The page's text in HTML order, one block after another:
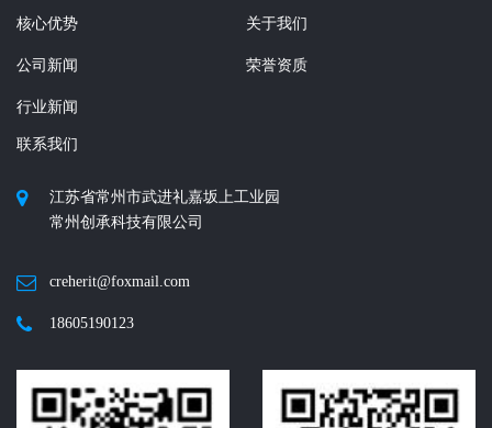
核心优势 关于我们
公司新闻 荣誉资质
行业新闻
联系我们
江苏省常州市武进礼嘉坂上工业园
常州创承科技有限公司
creherit@foxmail.com
18605190123